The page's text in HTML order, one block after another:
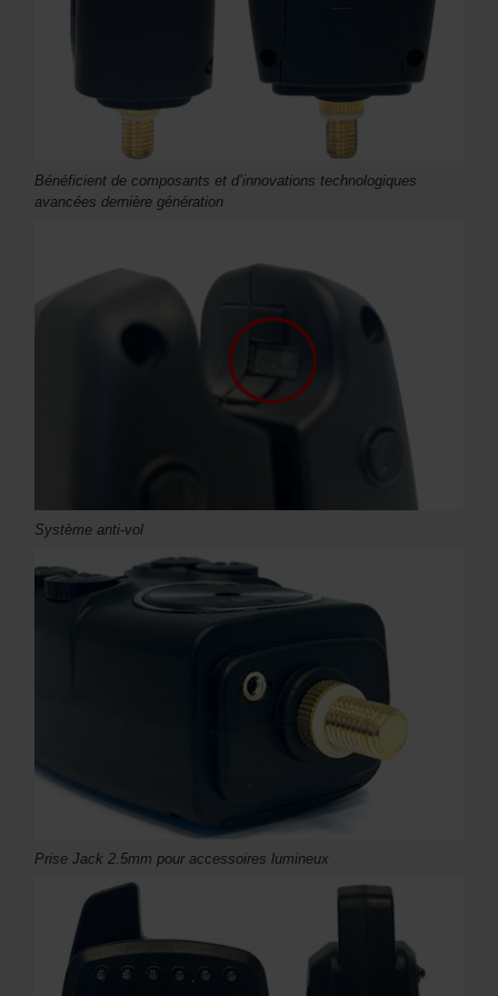
Bénéficient de composants et d’innovations technologiques
avancées dernière génération
Système anti-vol
Prise Jack 2.5mm pour accessoires lumineux